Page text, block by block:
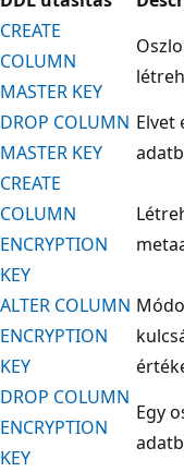
CREATE
COLUMN
MASTER KEY
DROP COLUMN
MASTER KEY
Elvet
CREATE
COLUMN
ENCRYPTION
KEY
ALTER COLUMN
ENCRYPTION
KEY
DROP COLUMN
ENCRYPTION
KEY
Egy